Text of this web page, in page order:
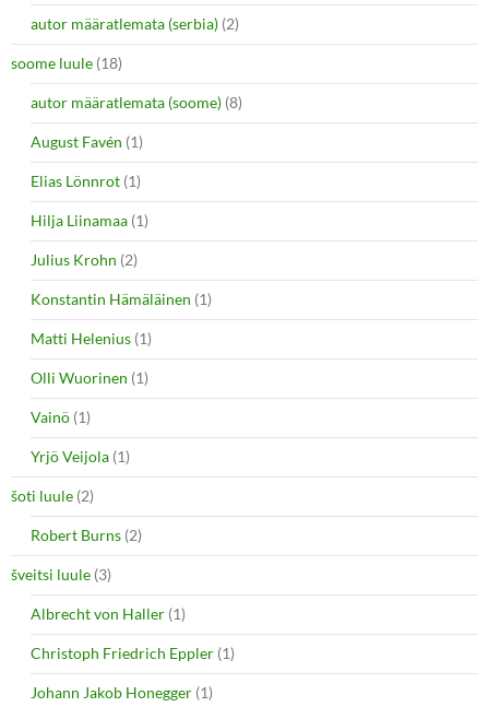
autor määratlemata (serbia) (2)
soome luule (18)
autor määratlemata (soome) (8)
August Favén (1)
Elias Lönnrot (1)
Hilja Liinamaa (1)
Julius Krohn (2)
Konstantin Hämäläinen (1)
Matti Helenius (1)
Olli Wuorinen (1)
Vainö (1)
Yrjö Veijola (1)
šoti luule (2)
Robert Burns (2)
šveitsi luule (3)
Albrecht von Haller (1)
Christoph Friedrich Eppler (1)
Johann Jakob Honegger (1)